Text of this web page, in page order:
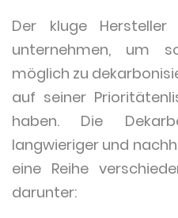
Der kluge
unternehmen, um
möglich zu
auf seiner
haben. Die
langwieriger und
eine Reihe
darunter: